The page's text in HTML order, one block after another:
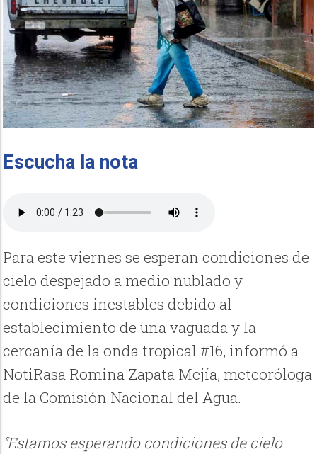
Escucha la nota
Para este viernes se esperan condiciones de
cielo despejado a medio nublado y
condiciones inestables debido al
establecimiento de una vaguada y la
cercanía de la onda tropical #16, informó a
NotiRasa Romina Zapata Mejía, meteoróloga
de la Comisión Nacional del Agua.
“Estamos esperando condiciones de cielo